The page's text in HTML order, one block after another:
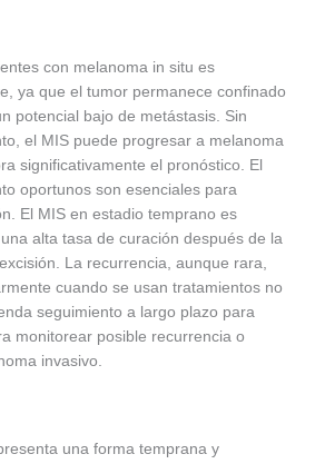
con melanoma in situ es
ya que el tumor permanece confinado
potencial bajo de metástasis. Sin
el MIS puede progresar a melanoma
significativamente el pronóstico. El
oportunos son esenciales para
El MIS en estadio temprano es
alta tasa de curación después de la
La recurrencia, aunque rara,
cuando se usan tratamientos no
seguimiento a largo plazo para
monitorear posible recurrencia o
invasivo.
una forma temprana y